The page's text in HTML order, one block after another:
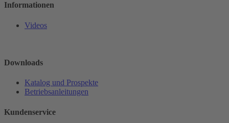
Informationen
Videos
Downloads
Katalog und Prospekte
Betriebsanleitungen
Kundenservice